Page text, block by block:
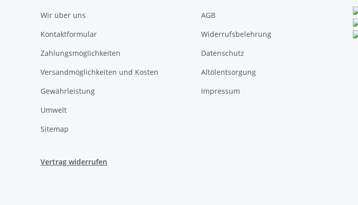
Wir über uns
Kontaktformular
Zahlungsmöglichkeiten
Versandmöglichkeiten und Kosten
Gewährleistung
Umwelt
Sitemap
AGB
Widerrufsbelehrung
Datenschutz
Altölentsorgung
Impressum
Vertrag widerrufen